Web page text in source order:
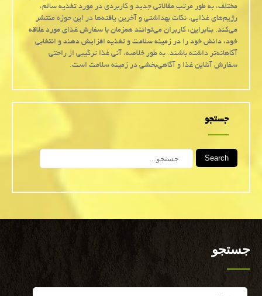
مختلف، به طور مرتب مقالاتی جدید و کاربردی در مورد تغذیه سالم،
رژیم‌های غذایی، نکات بهداشتی و آخرین یافته‌ها در این حوزه منتشر
می‌کند. بنابراین، کاربران می‌توانند همزمان با سفارش غذای مورد علاقه
خود، دانش خود را در زمینه سلامت و تغذیه افزایش دهند و انتخابی
آگاهانه‌تر داشته باشند. به طور خلاصه، آنی غذا ترکیبی از راحتی
سفارش آنلاین غذا و آگاهی‌بخشی در زمینه سلامت است.
جستجو
Search
جستجو